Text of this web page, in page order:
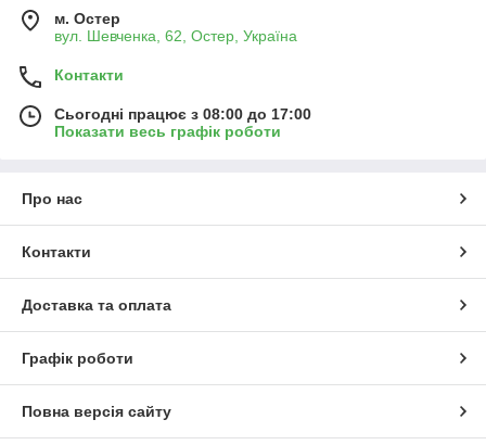
м. Остер
вул. Шевченка, 62, Остер, Україна
Контакти
Сьогодні працює з 08:00 до 17:00
Показати весь графік роботи
Про нас
Контакти
Доставка та оплата
Графік роботи
Повна версія сайту